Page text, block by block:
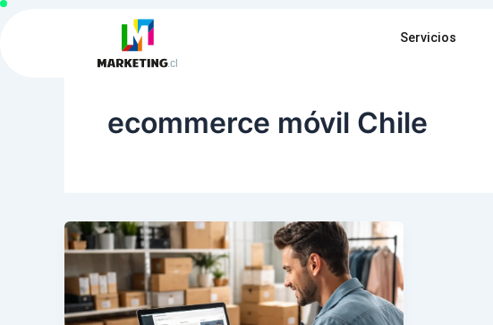
Ir
Servicios
ecommerce móvil Chile